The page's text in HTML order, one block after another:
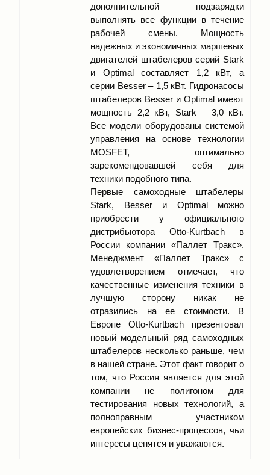
дополнительной подзарядки
выполнять все функции в течение
рабочей смены. Мощность
надежных и экономичных маршевых
двигателей штабелеров серий Stark
и Optimal составляет 1,2 кВт, а
серии Besser – 1,5 кВт. Гидронасосы
штабелеров Besser и Optimal имеют
мощность 2,2 кВт, Stark – 3,0 кВт.
Все модели оборудованы системой
управления на основе технологии
MOSFET, оптимально
зарекомендовавшей себя для
техники подобного типа.
Первые самоходные штабелеры
Stark, Besser и Optimal можно
приобрести у официального
дистрибьютора Otto-Kurtbach в
России компании «Паллет Тракс».
Менеджмент «Паллет Тракс» с
удовлетворением отмечает, что
качественные изменения техники в
лучшую сторону никак не
отразились на ее стоимости. В
Европе Otto-Kurtbach презентовал
новый модельный ряд самоходных
штабелеров несколько раньше, чем
в нашей стране. Этот факт говорит о
том, что Россия является для этой
компании не полигоном для
тестирования новых технологий, а
полноправным участником
европейских бизнес-процессов, чьи
интересы ценятся и уважаются.